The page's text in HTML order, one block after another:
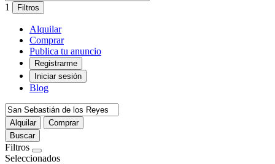
1 Filtros
Alquilar
Comprar
Publica tu anuncio
Registrarme
Iniciar sesión
Blog
Alquilar
Comprar
Buscar
Filtros
Seleccionados